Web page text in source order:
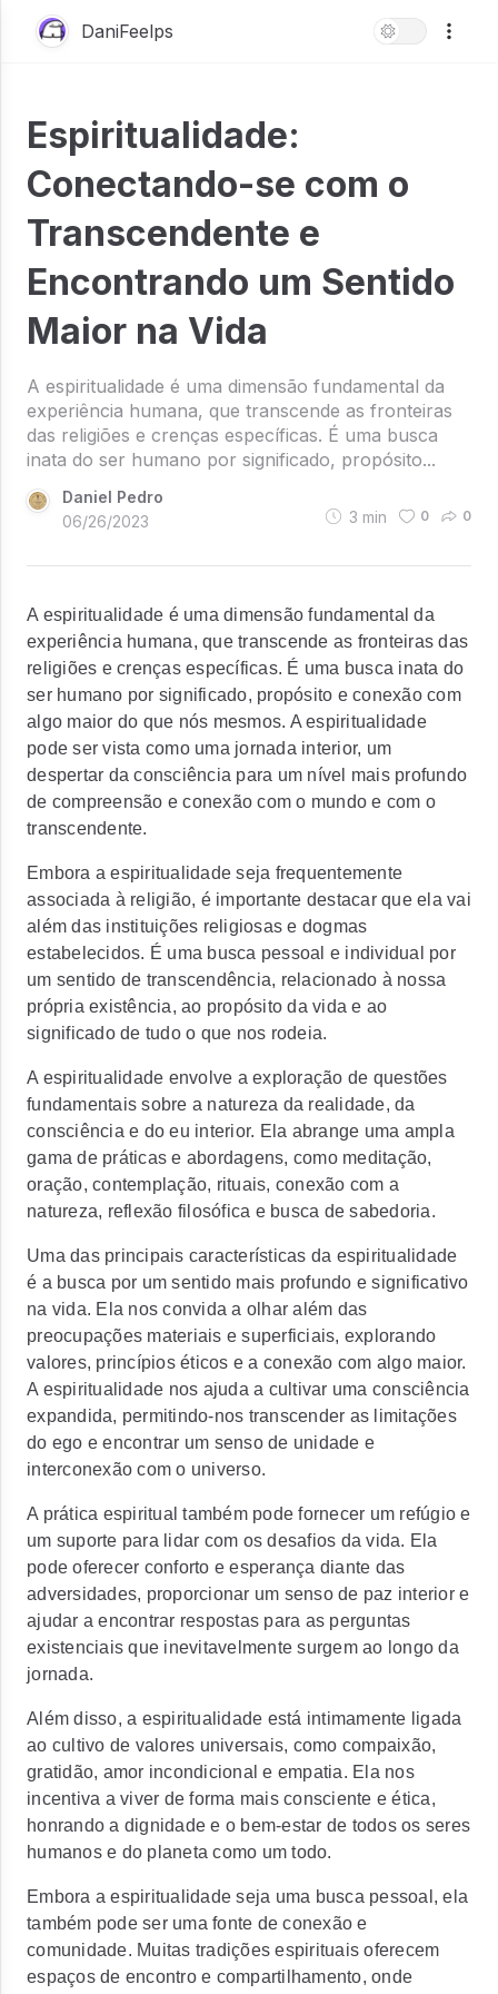
DaniFeelps
Espiritualidade:
Conectando-se com o
Transcendente e
Encontrando um Sentido
Maior na Vida
A espiritualidade é uma dimensão fundamental da
experiência humana, que transcende as fronteiras
das religiões e crenças específicas. É uma busca
inata do ser humano por significado, propósito...
Daniel Pedro
06/26/2023
3 min 0 0
A espiritualidade é uma dimensão fundamental da
experiência humana, que transcende as fronteiras das
religiões e crenças específicas. É uma busca inata do
ser humano por significado, propósito e conexão com
algo maior do que nós mesmos. A espiritualidade
pode ser vista como uma jornada interior, um
despertar da consciência para um nível mais profundo
de compreensão e conexão com o mundo e com o
transcendente.
Embora a espiritualidade seja frequentemente
associada à religião, é importante destacar que ela vai
além das instituições religiosas e dogmas
estabelecidos. É uma busca pessoal e individual por
um sentido de transcendência, relacionado à nossa
própria existência, ao propósito da vida e ao
significado de tudo o que nos rodeia.
A espiritualidade envolve a exploração de questões
fundamentais sobre a natureza da realidade, da
consciência e do eu interior. Ela abrange uma ampla
gama de práticas e abordagens, como meditação,
oração, contemplação, rituais, conexão com a
natureza, reflexão filosófica e busca de sabedoria.
Uma das principais características da espiritualidade
é a busca por um sentido mais profundo e significativo
na vida. Ela nos convida a olhar além das
preocupações materiais e superficiais, explorando
valores, princípios éticos e a conexão com algo maior.
A espiritualidade nos ajuda a cultivar uma consciência
expandida, permitindo-nos transcender as limitações
do ego e encontrar um senso de unidade e
interconexão com o universo.
A prática espiritual também pode fornecer um refúgio e
um suporte para lidar com os desafios da vida. Ela
pode oferecer conforto e esperança diante das
adversidades, proporcionar um senso de paz interior e
ajudar a encontrar respostas para as perguntas
existenciais que inevitavelmente surgem ao longo da
jornada.
Além disso, a espiritualidade está intimamente ligada
ao cultivo de valores universais, como compaixão,
gratidão, amor incondicional e empatia. Ela nos
incentiva a viver de forma mais consciente e ética,
honrando a dignidade e o bem-estar de todos os seres
humanos e do planeta como um todo.
Embora a espiritualidade seja uma busca pessoal, ela
também pode ser uma fonte de conexão e
comunidade. Muitas tradições espirituais oferecem
espaços de encontro e compartilhamento, onde